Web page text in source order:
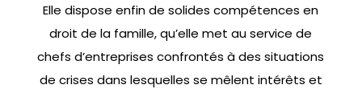
Elle dispose enfin de solides compétences en
droit de la famille, qu’elle met au service de
chefs d’entreprises confrontés à des situations
de crises dans lesquelles se mêlent intérêts et